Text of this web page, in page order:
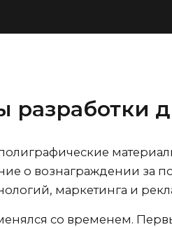
о вознаграждении за
маркетинга и
со временем.